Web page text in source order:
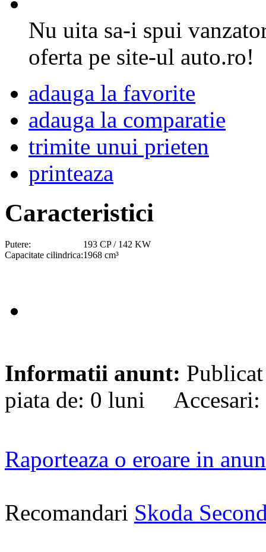
Nu uita sa-i spui
oferta pe site-ul auto.ro!
adauga la favorite
adauga la comparatie
trimite unui prieten
printeaza
Caracteristici
Putere:
193 CP / 142 KW
Capacitate cilindrica:1968 cm³
Informatii anunt:
piata de: 0 luni Accesari:
Raporteaza o eroare in
Recomandari Skoda